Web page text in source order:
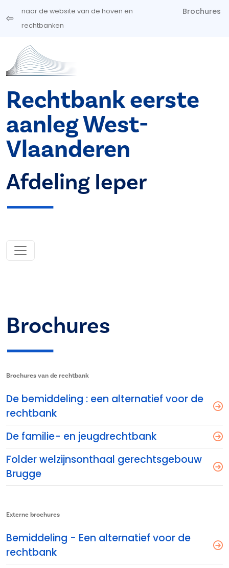
Overslaan en naar de inhoud gaan
naar de website van de hoven en
rechtbanken
Brochures
Rechtbank eerste
aanleg West-
Vlaanderen
Afdeling Ieper
Brochures
Brochures van de rechtbank
De bemiddeling : een alternatief voor de
rechtbank
De familie- en jeugdrechtbank
Folder welzijnsonthaal gerechtsgebouw
Brugge
Externe brochures
Bemiddeling - Een alternatief voor de
rechtbank